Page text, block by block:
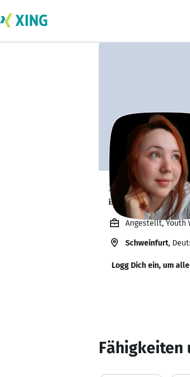
Selda
is out learning. 🎓
Angestellt, Youth
Schweinfurt,
Logg Dich ein, um
Fähigkeiten